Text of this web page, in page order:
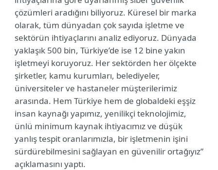
çözümleri aradığını biliyoruz. Küresel bir marka
olarak, tüm dünyadan çok sayıda işletme ve
sektörün ihtiyaçlarını analiz ediyoruz. Dünyada
yaklaşık 500 bin, Türkiye’de ise 12 bine yakın
işletmeyi koruyoruz. Her sektörden her ölçekte
şirketler, kamu kurumları, belediyeler,
üniversiteler ve hastaneler müşterilerimiz
arasında. Hem Türkiye hem de globaldeki eşşiz
insan kaynağı yapımız, yenilikçi teknolojimiz,
ünlü minimum kaynak ihtiyacımız ve düşük
yanlış tespit oranlarımızla, bir işletmenin işini
sürdürebilmesini sağlayan en güvenilir ortağıyız”
açıklamasını yaptı.